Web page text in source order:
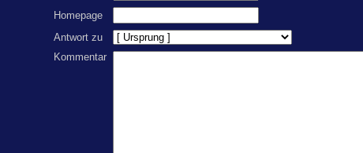
Homepage
Antwort zu
Kommentar